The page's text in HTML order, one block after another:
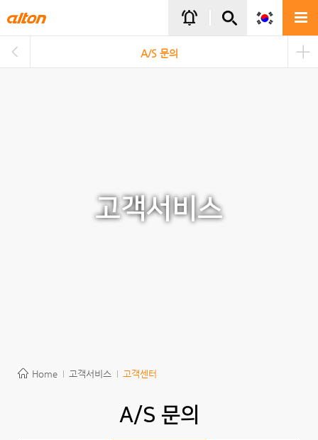
notifications_active
A/S 문의
고객서비스
Home 고객서비스 고객센터
A/S 문의